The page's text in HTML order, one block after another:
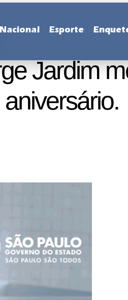
Esporte
Jardim